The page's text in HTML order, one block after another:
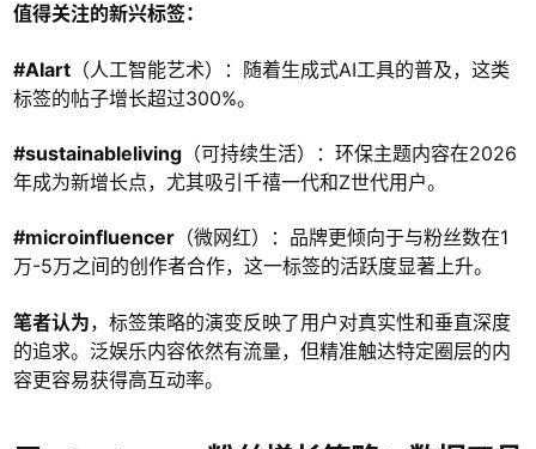
值得关注的新兴标签：
#AIart （人工智能艺术）：随着生成式AI工具的普及，这类
标签的帖子增长超过300%。
#sustainableliving （可持续生活）：环保主题内容在2026
年成为新增长点，尤其吸引千禧一代和Z世代用户。
#microinfluencer （微网红）：品牌更倾向于与粉丝数在1
万-5万之间的创作者合作，这一标签的活跃度显著上升。
笔者认为，标签策略的演变反映了用户对真实性和垂直深度
的追求。泛娱乐内容依然有流量，但精准触达特定圈层的内
容更容易获得高互动率。